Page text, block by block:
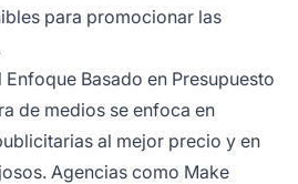
para promocionar las
Basado en Presupuesto
de medios se enfoca en
al mejor precio y en
Agencias como Make